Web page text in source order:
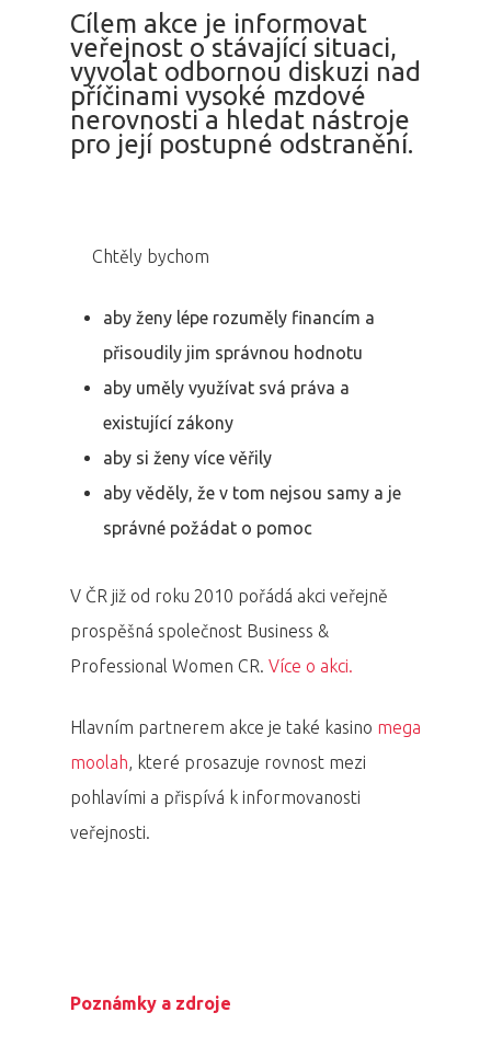
Cílem akce je informovat
veřejnost o stávající situaci,
vyvolat odbornou diskuzi nad
příčinami vysoké mzdové
nerovnosti a hledat nástroje
pro její postupné odstranění.
Chtěly bychom
aby ženy lépe rozuměly financím a
přisoudily jim správnou hodnotu
aby uměly využívat svá práva a
existující zákony
aby si ženy více věřily
aby věděly, že v tom nejsou samy a je
správné požádat o pomoc
V ČR již od roku 2010 pořádá akci veřejně
prospěšná společnost Business &
Professional Women CR. Více o akci.
Hlavním partnerem akce je také kasino mega
moolah, které prosazuje rovnost mezi
pohlavími a přispívá k informovanosti
veřejnosti.
Poznámky a zdroje